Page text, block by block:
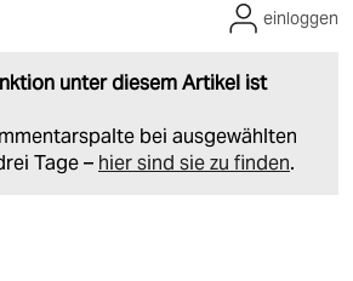
unter diesem Artikel ist
bei ausgewählten
Tage – hier sind sie zu finden.
einloggen